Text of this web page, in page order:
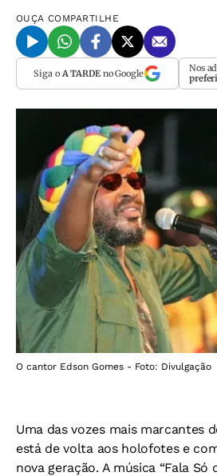
OUÇA COMPARTILHE
Siga o A TARDEno Google Nos
O cantor Edson Gomes - Foto: Divulgação
Uma das vozes mais marcantes
está de volta aos holofotes e
nova geração. A música “Fala Só